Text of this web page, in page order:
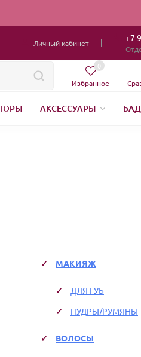
Личный кабинет +7
Избранное
0
АКСЕССУАРЫ
МАКИЯЖ
ДЛЯ ГУБ
ПУДРЫ/РУМЯНЫ
ВОЛОСЫ